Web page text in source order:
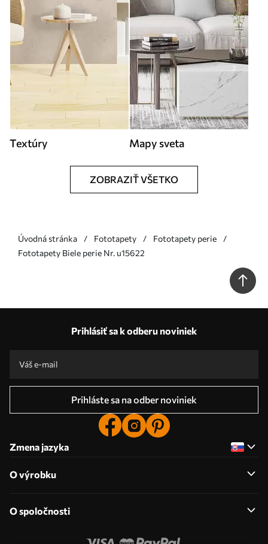
Textúry Mapy sveta
ZOBRAZIŤ VŠETKO
Úvodná stránka Fototapety
Fototapety perie
Fototapety Biele perie Nr. u15622
Prihlásiť sa k odberu noviniek
Prihláste sa na odber noviniek
Zmena jazyka
O výrobku
O spoločnosti